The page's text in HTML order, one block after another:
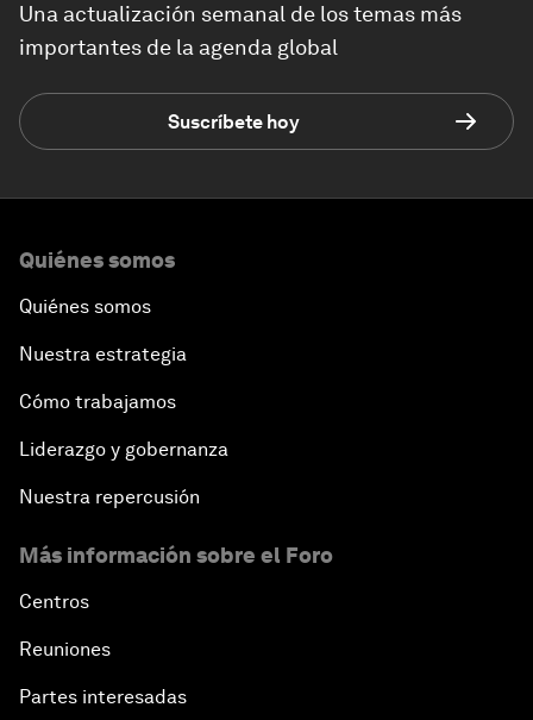
Una actualización semanal de los temas más
importantes de la agenda global
Suscríbete hoy
Quiénes somos
Quiénes somos
Nuestra estrategia
Cómo trabajamos
Liderazgo y gobernanza
Nuestra repercusión
Más información sobre el Foro
Centros
Reuniones
Partes interesadas